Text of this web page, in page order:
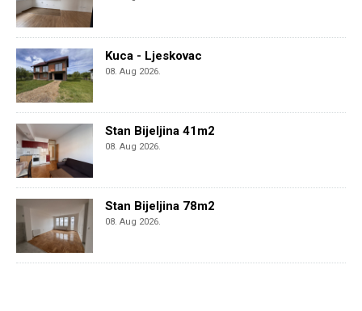
Kuca - Ljeskovac
08. Aug 2026.
Stan Bijeljina 41m2
08. Aug 2026.
Stan Bijeljina 78m2
08. Aug 2026.